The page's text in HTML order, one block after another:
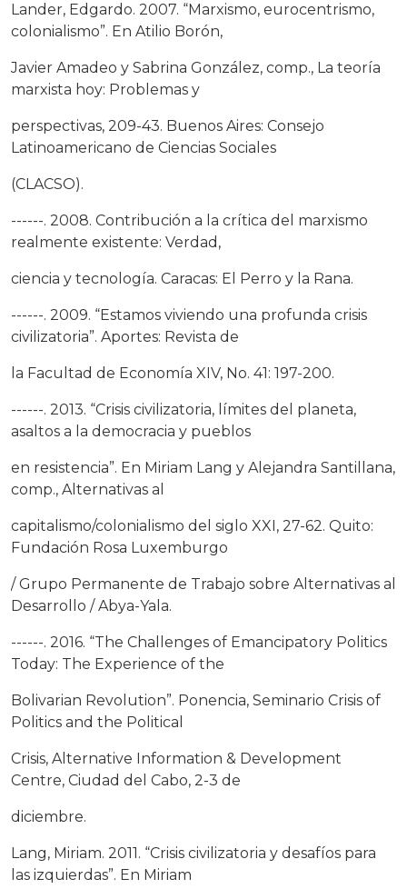
Lander, Edgardo. 2007. “Marxismo, eurocentrismo,
colonialismo”. En Atilio Borón,
Javier Amadeo y Sabrina González, comp., La teoría
marxista hoy: Problemas y
perspectivas, 209-43. Buenos Aires: Consejo
Latinoamericano de Ciencias Sociales
(CLACSO).
------. 2008. Contribución a la crítica del marxismo
realmente existente: Verdad,
ciencia y tecnología. Caracas: El Perro y la Rana.
------. 2009. “Estamos viviendo una profunda crisis
civilizatoria”. Aportes: Revista de
la Facultad de Economía XIV, No. 41: 197-200.
------. 2013. “Crisis civilizatoria, límites del planeta,
asaltos a la democracia y pueblos
en resistencia”. En Miriam Lang y Alejandra Santillana,
comp., Alternativas al
capitalismo/colonialismo del siglo XXI, 27-62. Quito:
Fundación Rosa Luxemburgo
/ Grupo Permanente de Trabajo sobre Alternativas al
Desarrollo / Abya-Yala.
------. 2016. “The Challenges of Emancipatory Politics
Today: The Experience of the
Bolivarian Revolution”. Ponencia, Seminario Crisis of
Politics and the Political
Crisis, Alternative Information & Development
Centre, Ciudad del Cabo, 2-3 de
diciembre.
Lang, Miriam. 2011. “Crisis civilizatoria y desafíos para
las izquierdas”. En Miriam